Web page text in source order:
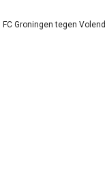
FC Groningen tegen